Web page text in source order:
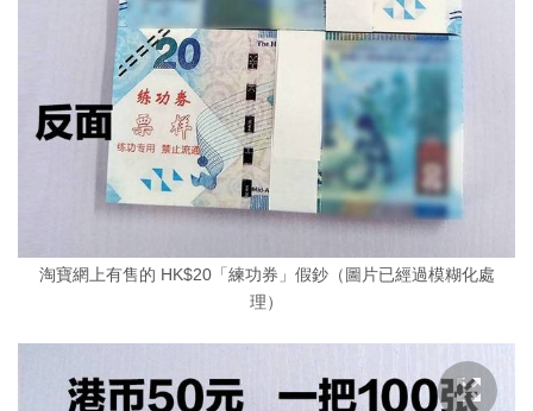
淘寶網上有售的 HK$20「練功券」假鈔（圖片已經過模糊化處
理）